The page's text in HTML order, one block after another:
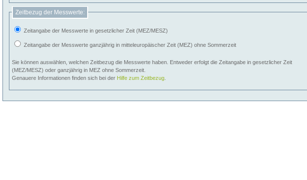
Zeitbezug der Messwerte:
Zeitangabe der Messwerte in gesetzlicher Zeit (MEZ/MESZ)
Zeitangabe der Messwerte ganzjährig in mitteleuropäischer Zeit (MEZ) ohne Sommerzeit
Sie können auswählen, welchen Zeitbezug die Messwerte haben. Entweder erfolgt die Zeitangabe in gesetzlicher Zeit
(MEZ/MESZ) oder ganzjährig in MEZ ohne Sommerzeit.
Genauere Informationen finden sich bei der Hilfe zum Zeitbezug